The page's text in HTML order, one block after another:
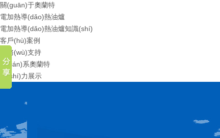
關(guān)于奧蘭特
電加熱導(dǎo)熱油爐
電加熱導(dǎo)熱油爐知識(shí)
客戶(hù)案例
服務(wù)支持
聯(lián)系奧蘭特
實(shí)力展示